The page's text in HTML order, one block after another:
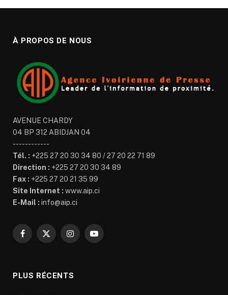
À PROPOS DE NOUS
AVENUE CHARDY
04 BP 312 ABIDJAN 04
------------
Tél. : +225 27 20 30 34 80 / 27 20 22 71 89
Direction : +225 27 20 30 34 89
Fax : +225 27 20 21 35 99
Site Internet : www.aip.ci
E-Mail : info@aip.ci
Facebook
X
InstagramYouTube
PLUS RÉCENTS